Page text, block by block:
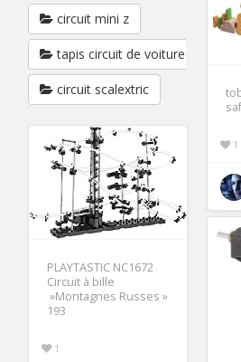
circuit mini z
tapis circuit de voitures
circuit scalextric
1
PLAYTASTIC NC1672
Circuit à bille
»Montagnes Russes »
193
1